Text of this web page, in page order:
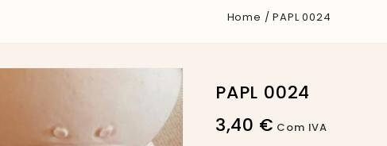
Home PAPL 0024
PAPL 0024
3,40 €
Com IVA